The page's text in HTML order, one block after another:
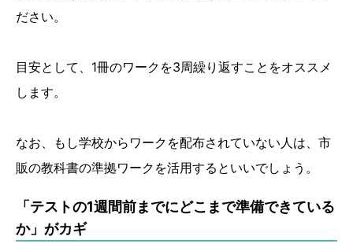
ださい。
目安として、1冊のワークを3周繰り返すことをオススメ
します。
なお、もし学校からワークを配布されていない人は、市
販の教科書の準拠ワークを活用するといいでしょう。
「テストの1週間前までにどこまで準備できている
か」がカギ